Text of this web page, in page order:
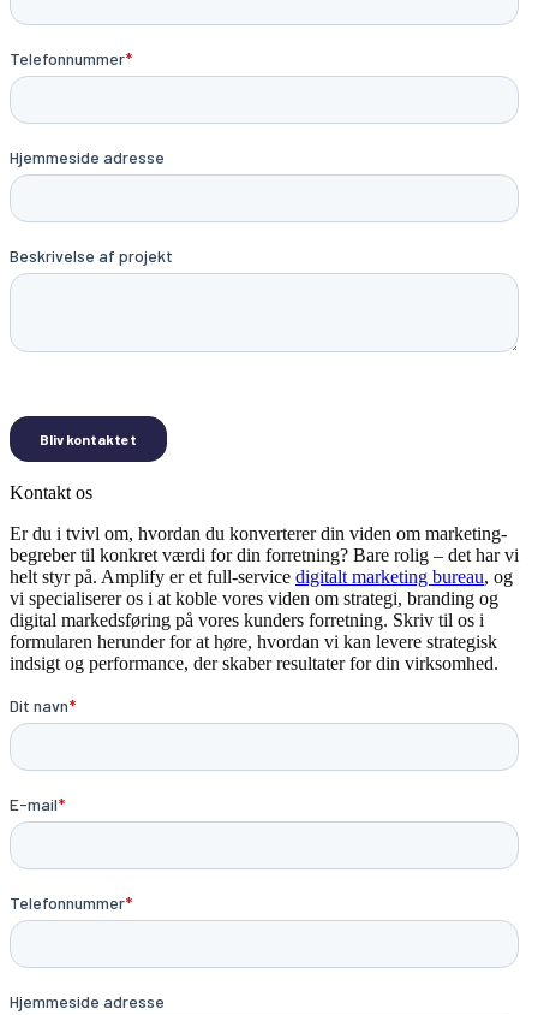
Kontakt os
Er du i tvivl om, hvordan du konverterer din viden om marketing-
begreber til konkret værdi for din forretning? Bare rolig – det har vi
helt styr på. Amplify er et full-service digitalt marketing bureau, og
vi specialiserer os i at koble vores viden om strategi, branding og
digital markedsføring på vores kunders forretning. Skriv til os i
formularen herunder for at høre, hvordan vi kan levere strategisk
indsigt og performance, der skaber resultater for din virksomhed.